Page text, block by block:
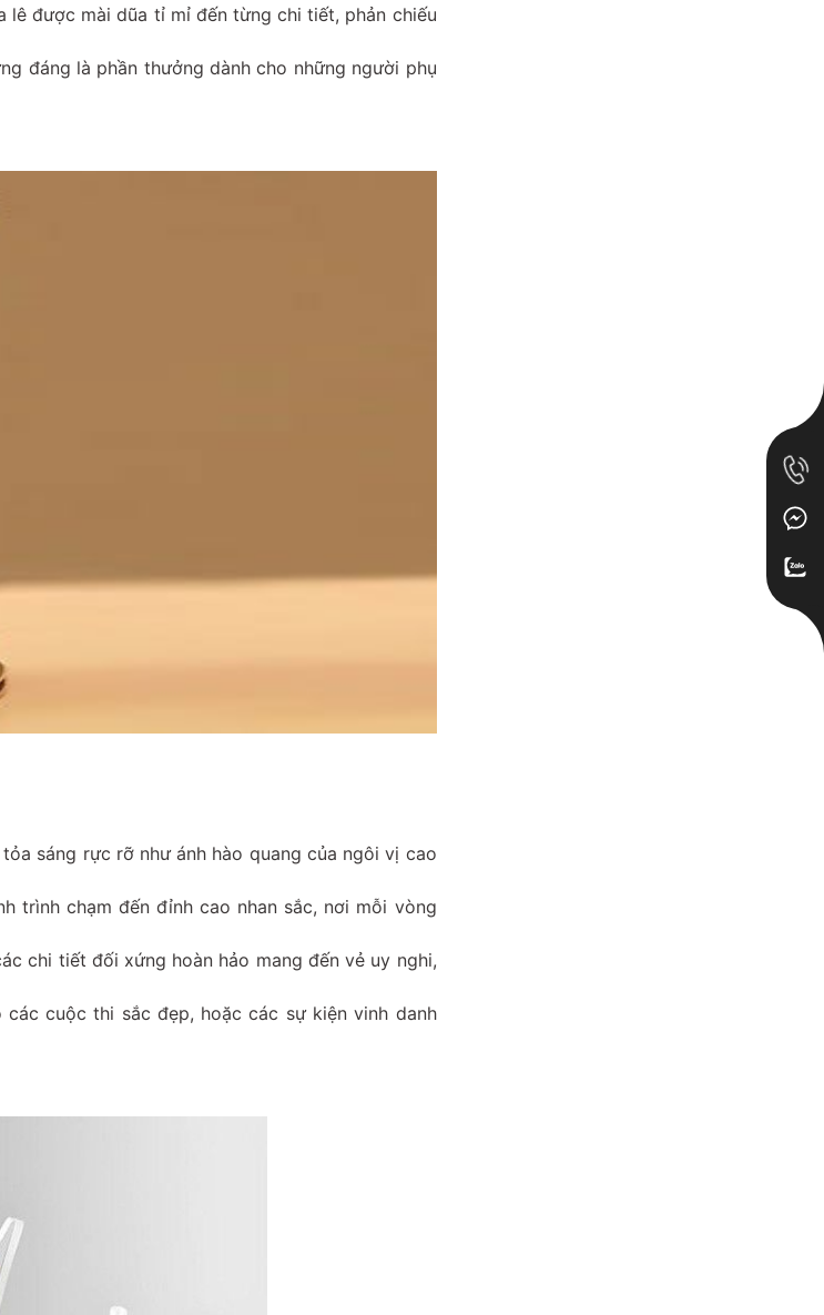
lê được mài dũa tỉ mỉ đến từng chi tiết, phản chiếu
đáng là phần thưởng dành cho những người phụ
sáng rực rỡ như ánh hào quang của ngôi vị cao
trình chạm đến đỉnh cao nhan sắc, nơi mỗi vòng
chi tiết đối xứng hoàn hảo mang đến vẻ uy nghi,
cuộc thi sắc đẹp, hoặc các sự kiện vinh danh